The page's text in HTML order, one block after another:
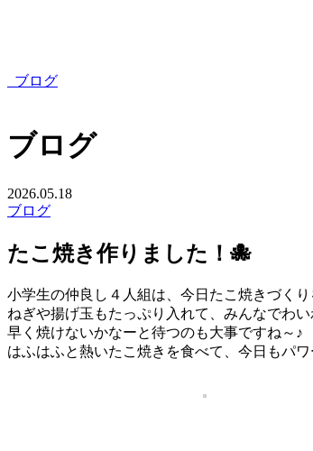
ブログ
ブログ
2026.05.18
ブログ
たこ焼き作りました！🐙
小学生の仲良し４人組は、今日たこ焼きづく
ねぎや揚げ玉もたっぷり入れて、みんなでわ
早く焼けないかなーと待つのも大事ですね～♪
はふはふと熱いたこ焼きを食べて、今日もパ